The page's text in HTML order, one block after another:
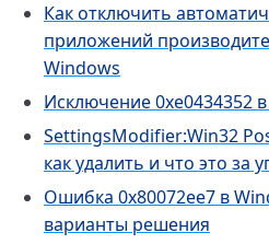
Как отключить
приложений
Windows
Исключение 0xe0434352
SettingsModifier:Win32
как удалить и что это за
Ошибка 0x80072ee7 в
варианты решения